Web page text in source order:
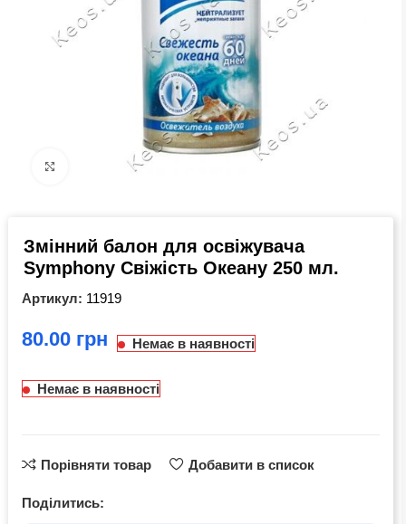
Click to enlarge
Змінний балон для освіжувача
Symphony Свіжість Океану 250 мл.
Артикул: 11919
грн Немає в наявності
Немає в наявності
Порівняти товар Добавити в список
Поділитись: